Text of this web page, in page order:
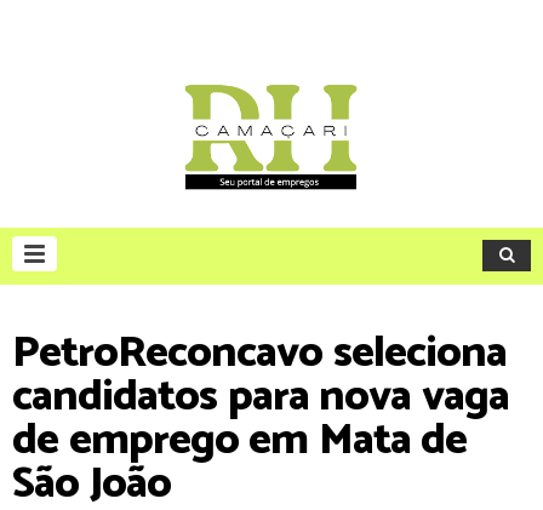
PetroReconcavo seleciona
candidatos para nova vaga
de emprego em Mata de
São João